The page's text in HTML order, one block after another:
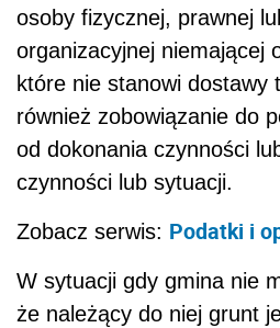
osoby fizycznej, prawnej
organizacyjnej niemającej
które nie stanowi dostawy
również zobowiązanie do
od dokonania czynności
czynności lub sytuacji.
Zobacz serwis: Podatki i
W sytuacji gdy gmina nie
że należący do niej grunt